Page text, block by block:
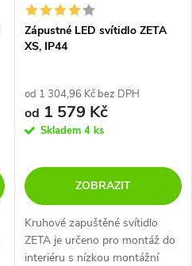
Zápustné LED svítidlo ZETA
XS, IP44
od 1 304,96 Kč bez DPH
od 1 579 Kč
Skladem 4 ks
ZOBRAZIT
Kruhové zapuštěné svítidlo
ZETA je určeno pro montáž do
interiéru s nízkou montážní